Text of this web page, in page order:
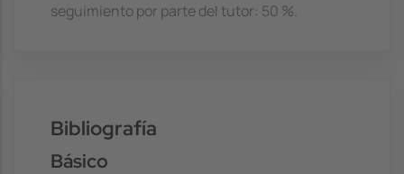
seguimiento por parte del tutor: 50 %.
Bibliografía
Básico